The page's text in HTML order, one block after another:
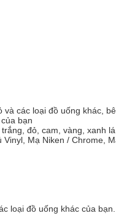
các loại đồ uống khác,
bạn
đỏ, cam, vàng, xanh
Mạ Niken / Chrome,
loại đồ uống khác của bạn.